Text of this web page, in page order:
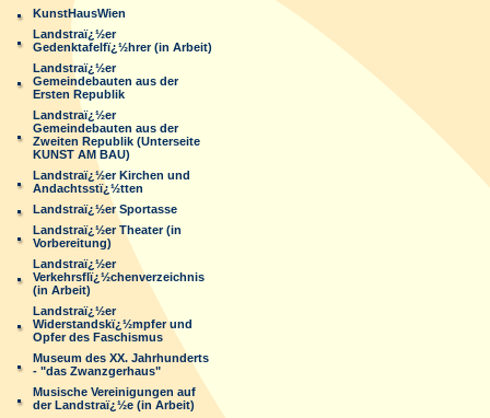
KunstHausWien
Landstraï¿½er
Gedenktafelfï¿½hrer (in Arbeit)
Landstraï¿½er
Gemeindebauten aus der
Ersten Republik
Landstraï¿½er
Gemeindebauten aus der
Zweiten Republik (Unterseite
KUNST AM BAU)
Landstraï¿½er Kirchen und
Andachtsstï¿½tten
Landstraï¿½er Sportasse
Landstraï¿½er Theater (in
Vorbereitung)
Landstraï¿½er
Verkehrsflï¿½chenverzeichnis
(in Arbeit)
Landstraï¿½er
Widerstandskï¿½mpfer und
Opfer des Faschismus
Museum des XX. Jahrhunderts
- "das Zwanzgerhaus"
Musische Vereinigungen auf
der Landstraï¿½e (in Arbeit)